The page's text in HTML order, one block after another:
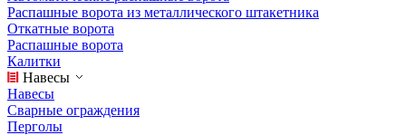
Распашные ворота из металлического штакетника
Откатные ворота
Распашные ворота
Калитки
Навесы
Навесы
Сварные ограждения
Перголы